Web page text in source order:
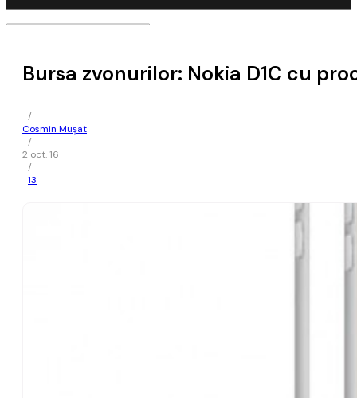
Bursa zvonurilor: Nokia D1C cu
/
Cosmin Mușat
/
2 oct. 16
/
13